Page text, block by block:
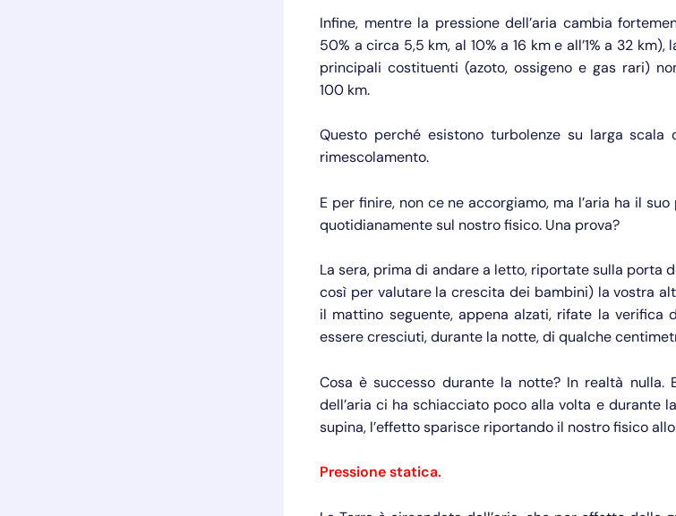
Infine, mentre la pressione dell’aria cambia
50% a circa 5,5 km, al 10% a 16 km e all’1% a 32
principali costituenti (azoto, ossigeno e gas rari)
100 km.
Questo perché esistono turbolenze su larga scala
rimescolamento.
E per finire, non ce ne accorgiamo, ma l’aria ha il
quotidianamente sul nostro fisico. Una prova?
La sera, prima di andare a letto, riportate sulla porta
così per valutare la crescita dei bambini) la vostra
il mattino seguente, appena alzati, rifate la verifica
essere cresciuti, durante la notte, di qualche
Cosa è successo durante la notte? In realtà nulla.
dell’aria ci ha schiacciato poco alla volta e durante
supina, l’effetto sparisce riportando il nostro fisico
Pressione statica.